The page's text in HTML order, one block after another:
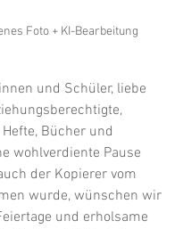
Foto + KI-Bearbeitung
und Schüler, liebe
Bücher und
wohlverdiente Pause
der Kopierer vom
wurde, wünschen wir
und erholsame